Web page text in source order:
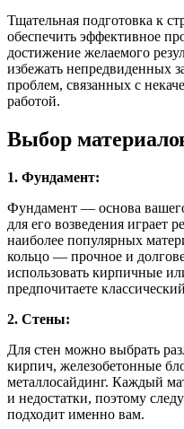
Тщательная подготовка к
обеспечить эффективное
достижение желаемого
избежать непредвиденных
проблем, связанных с
работой.
Выбор
1. Фундамент:
Фундамент — основа
для его возведения
наиболее популярных
кольцо — прочное и
использовать кирпичные
предпочитаете
2. Стены:
Для стен можно выбрать
кирпич, железобетонные
металлосайдинг. Каждый
и недостатки, поэтому
подходит именно вам.